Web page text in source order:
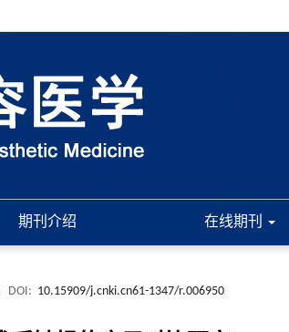
期刊介绍 在线期刊
DOI: 10.15909/j.cnki.cn61-1347/r.006950